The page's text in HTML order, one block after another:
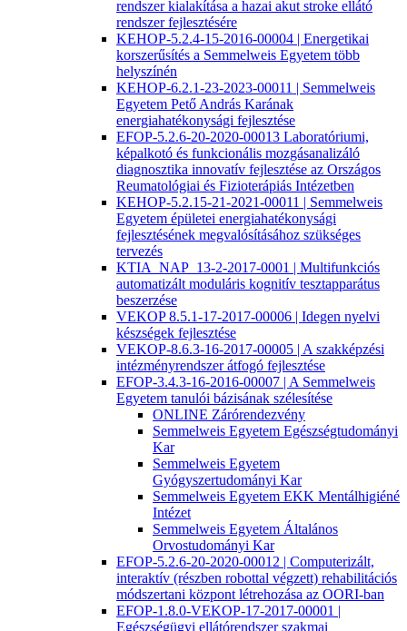
rendszer kialakítása a hazai akut stroke ellátó
rendszer fejlesztésére
KEHOP-5.2.4-15-2016-00004 | Energetikai
korszerűsítés a Semmelweis Egyetem több
helyszínén
KEHOP-6.2.1-23-2023-00011 | Semmelweis
Egyetem Pető András Karának
energiahatékonysági fejlesztése
EFOP-5.2.6-20-2020-00013 Laboratóriumi,
képalkotó és funkcionális mozgásanalizáló
diagnosztika innovatív fejlesztése az Országos
Reumatológiai és Fizioterápiás Intézetben
KEHOP-5.2.15-21-2021-00011 | Semmelweis
Egyetem épületei energiahatékonysági
fejlesztésének megvalósításához szükséges
tervezés
KTIA_NAP_13-2-2017-0001 | Multifunkciós
automatizált moduláris kognitív tesztapparátus
beszerzése
VEKOP 8.5.1-17-2017-00006 | Idegen nyelvi
készségek fejlesztése
VEKOP-8.6.3-16-2017-00005 | A szakképzési
intézményrendszer átfogó fejlesztése
EFOP-3.4.3-16-2016-00007 | A Semmelweis
Egyetem tanulói bázisának szélesítése
ONLINE Zárórendezvény
Semmelweis Egyetem Egészségtudományi
Kar
Semmelweis Egyetem
Gyógyszertudományi Kar
Semmelweis Egyetem EKK Mentálhigiéné
Intézet
Semmelweis Egyetem Általános
Orvostudományi Kar
EFOP-5.2.6-20-2020-00012 | Computerizált,
interaktív (részben robottal végzett) rehabilitációs
módszertani központ létrehozása az OORI-ban
EFOP-1.8.0-VEKOP-17-2017-00001 |
Egészségügyi ellátórendszer szakmai